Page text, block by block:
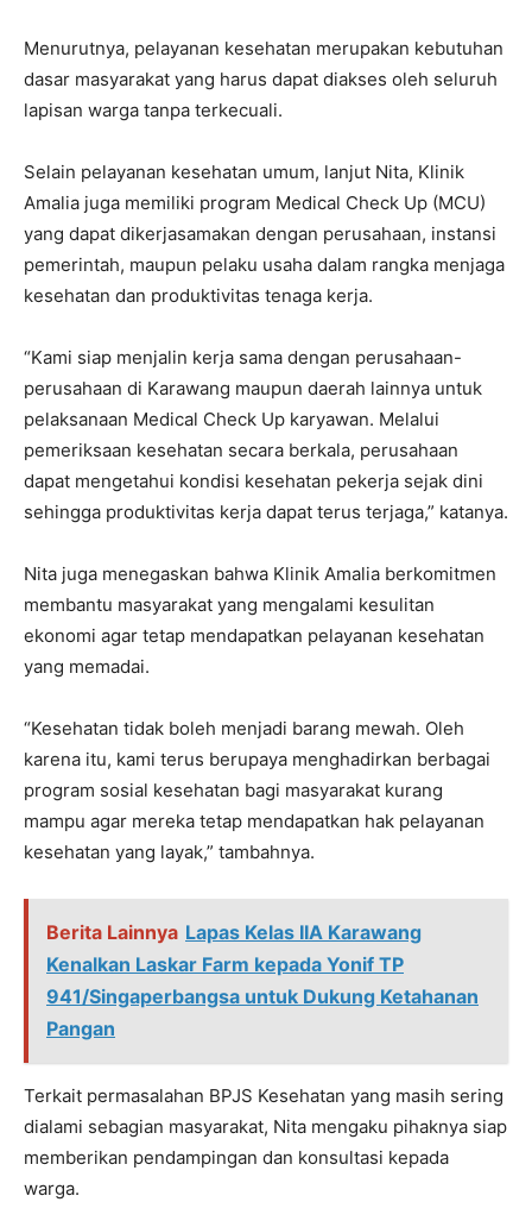
Menurutnya, pelayanan kesehatan merupakan kebutuhan
dasar masyarakat yang harus dapat diakses oleh seluruh
lapisan warga tanpa terkecuali.
Selain pelayanan kesehatan umum, lanjut Nita, Klinik
Amalia juga memiliki program Medical Check Up (MCU)
yang dapat dikerjasamakan dengan perusahaan, instansi
pemerintah, maupun pelaku usaha dalam rangka menjaga
kesehatan dan produktivitas tenaga kerja.
“Kami siap menjalin kerja sama dengan perusahaan-
perusahaan di Karawang maupun daerah lainnya untuk
pelaksanaan Medical Check Up karyawan. Melalui
pemeriksaan kesehatan secara berkala, perusahaan
dapat mengetahui kondisi kesehatan pekerja sejak dini
sehingga produktivitas kerja dapat terus terjaga,” katanya.
Nita juga menegaskan bahwa Klinik Amalia berkomitmen
membantu masyarakat yang mengalami kesulitan
ekonomi agar tetap mendapatkan pelayanan kesehatan
yang memadai.
“Kesehatan tidak boleh menjadi barang mewah. Oleh
karena itu, kami terus berupaya menghadirkan berbagai
program sosial kesehatan bagi masyarakat kurang
mampu agar mereka tetap mendapatkan hak pelayanan
kesehatan yang layak,” tambahnya.
Berita Lainnya Lapas Kelas IIA Karawang
Kenalkan Laskar Farm kepada Yonif TP
941/Singaperbangsa untuk Dukung Ketahanan
Pangan
Terkait permasalahan BPJS Kesehatan yang masih sering
dialami sebagian masyarakat, Nita mengaku pihaknya siap
memberikan pendampingan dan konsultasi kepada
warga.